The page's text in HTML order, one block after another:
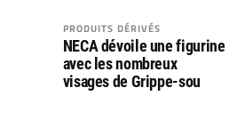
PRODUITS DÉRIVÉS
NECA dévoile une figurine
avec les nombreux
visages de Grippe-sou